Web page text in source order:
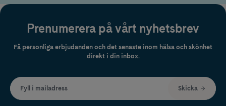
Prenumerera på vårt nyhetsbrev
Få personliga erbjudanden och det senaste inom hälsa och skönhet
direkt i din inbox.
Fyll i mailadress Skicka